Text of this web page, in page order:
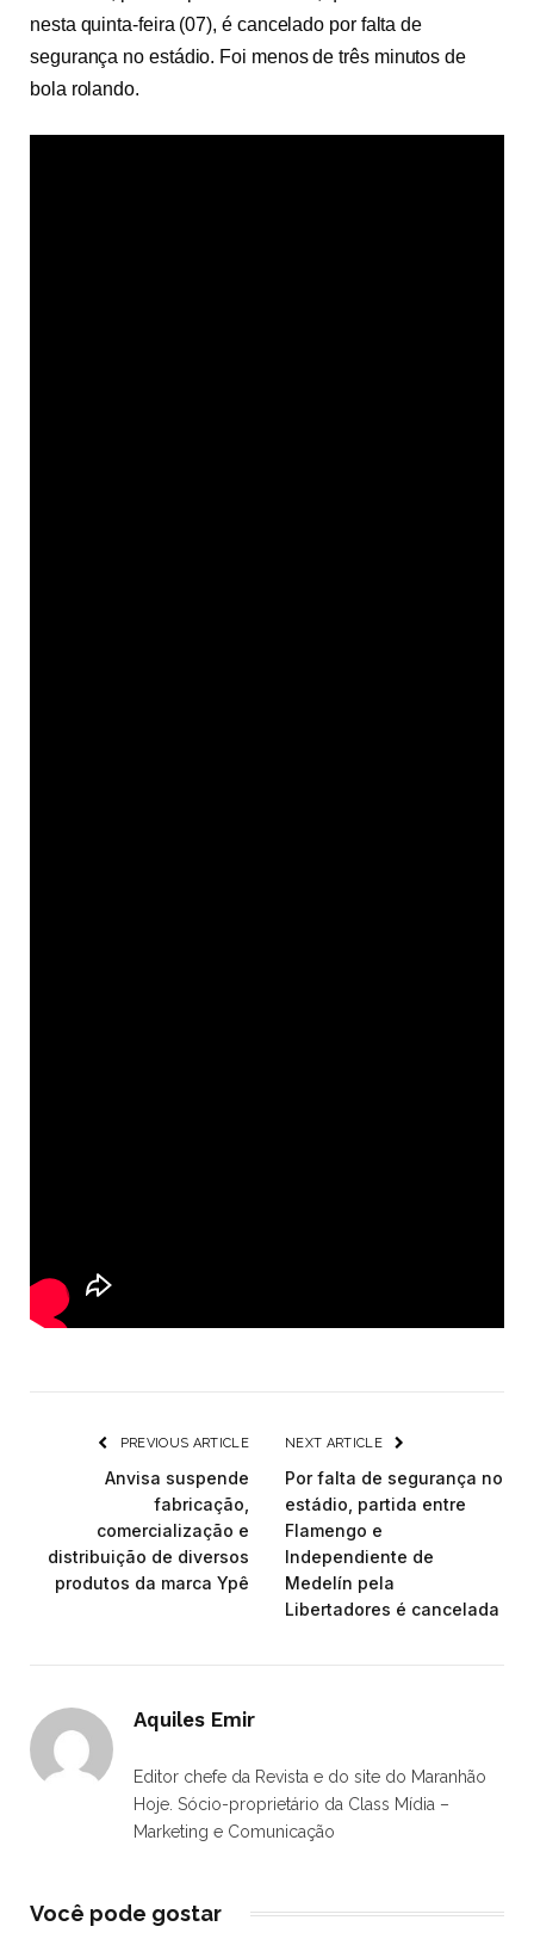
nesta quinta-feira (07), é cancelado por falta de
segurança no estádio. Foi menos de três minutos de
bola rolando.
PREVIOUS ARTICLE
Anvisa suspende
fabricação,
comercialização e
distribuição de diversos
produtos da marca Ypê
NEXT ARTICLE
Por falta de segurança no
estádio, partida entre
Flamengo e
Independiente de
Medelín pela
Libertadores é cancelada
Aquiles Emir
Editor chefe da Revista e do site do Maranhão
Hoje. Sócio-proprietário da Class Mídia –
Marketing e Comunicação
Você pode gostar